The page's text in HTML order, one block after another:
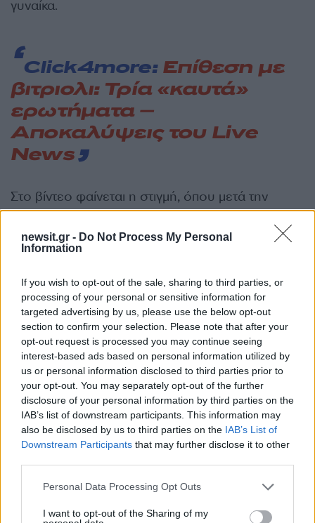
newsit.gr - Do Not Process My Personal
Information
If you wish to opt-out of the sale, sharing to third parties, or
processing of your personal or sensitive information for
targeted advertising by us, please use the below opt-out
section to confirm your selection. Please note that after your
opt-out request is processed you may continue seeing
interest-based ads based on personal information utilized by
us or personal information disclosed to third parties prior to
your opt-out. You may separately opt-out of the further
disclosure of your personal information by third parties on the
IAB’s list of downstream participants. This information may
also be disclosed by us to third parties on the IAB’s List of
Downstream Participants that may further disclose it to other
Please note that this website/app uses one or more Google
not limited to your visit or usage behaviour. You may click to
Personal Data Processing Opt Outs
I want to opt-out of the Sharing of my
γυναίκα.
Click4more: Επίθεση με
βιτριολι: Τρία «καυτά»
ερωτήματα –
Αποκαλύψεις του Live
News
Στο βίντεο φαίνεται η στιγμή, όπου μετά την
επίθεση, η 34χρονη κοπέλα φέροντας
εγκαύματα από το καυστικό υγρό,βγαίνει
τρέχοντας από την πολυκατοικία
Τρέχοντας και ουρλιάζοντας, σύμφωνα με τους
αυτόπτες μάρτυρες, η 34χρονη βγαίνει στον
δρόμο και πηγαίνει για να αναζητήσει βοήθεια.
Στο βίντεο δεν εμφανίζεται η δράστης…
Δείτε τις στιγμές αμέσως μετά την
επίθεση με βιτριόλι